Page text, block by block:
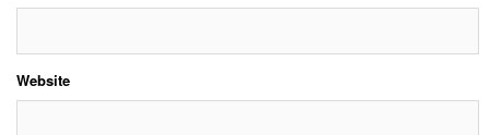
Website